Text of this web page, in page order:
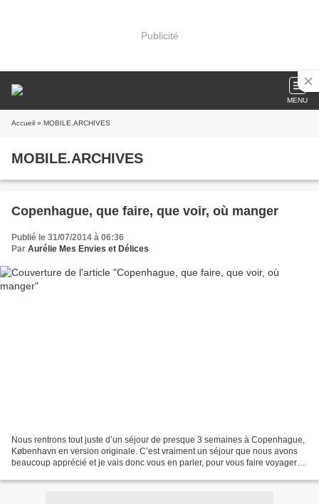
Publicité
MENU
Accueil » MOBILE.ARCHIVES
MOBILE.ARCHIVES
Copenhague, que faire, que voir, où manger
Publié le 31/07/2014 à 06:36
Par Aurélie Mes Envies et Délices
Nous rentrons tout juste d’un séjour de presque 3 semaines à Copenhague,
København en version originale. C’est vraiment un séjour que nous avons
beaucoup apprécié et je vais donc vous en parler, pour vous faire voyager